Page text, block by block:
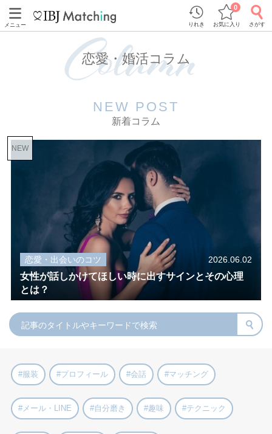
メニュー りれき お気に入り
0
さがす
恋愛・婚活コラム
NEW POST
新着コラム
NEW
恋愛・出会いのコツ 2026.06.02
女性が話しかけてほしい時に出すサインとその心理
とは？
#服装 #プロフィール #会話 #マッチング
#メール・LINE #自分磨き #趣味 #テクニック